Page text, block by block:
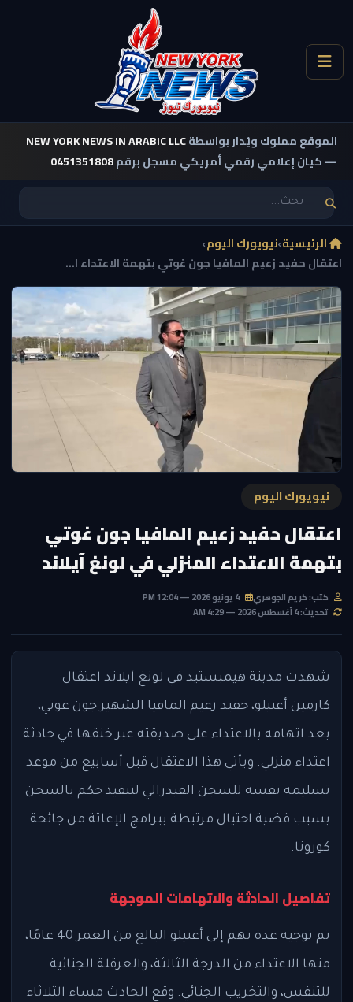
الموقع مملوك ويُدار بواسطةNEW YORK NEWS IN ARABIC LLC
— كيان إعلامي رقمي أمريكي مسجل برقم0451351808
الرئيسية›نيويورك اليوم›
اعتقال حفيد زعيم المافيا جون غوتي بتهمة الاعتداء ا...
نيويورك اليوم
اعتقال حفيد زعيم المافيا جون غوتي
بتهمة الاعتداء المنزلي في لونغ آيلاند
كتب: كريم الجوهري
تحديث: 4 أغسطس 2026 — 4:29 AM
شهدت مدينة هيمبستيد في لونغ آيلاند اعتقال
كارمين أغنيلو، حفيد زعيم المافيا الشهير جون غوتي،
بعد اتهامه بالاعتداء على صديقته عبر خنقها في حادثة
اعتداء منزلي. ويأتي هذا الاعتقال قبل أسابيع من موعد
تسليمه نفسه للسجن الفيدرالي لتنفيذ حكم بالسجن
بسبب قضية احتيال مرتبطة ببرامج الإغاثة من جائحة
كورونا.
تفاصيل الحادثة والاتهامات الموجهة
تم توجيه عدة تهم إلى أغنيلو البالغ من العمر 40 عامًا،
منها الاعتداء من الدرجة الثالثة، والعرقلة الجنائية
للتنفس، والتخريب الجنائي. وقع الحادث مساء الثلاثاء